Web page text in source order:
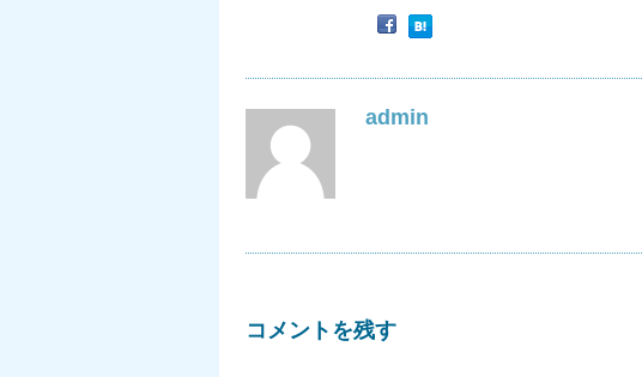
admin
コメントを残す